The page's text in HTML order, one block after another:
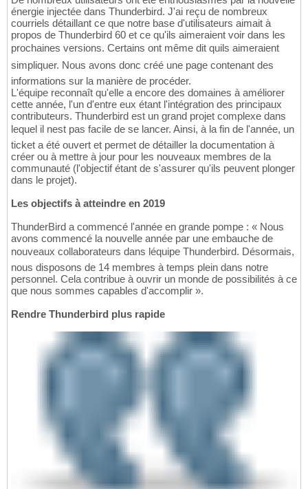
énergie injectée dans Thunderbird. J'ai reçu de nombreux
courriels détaillant ce que notre base d'utilisateurs aimait à
propos de Thunderbird 60 et ce qu'ils aimeraient voir dans les
prochaines versions. Certains ont même dit quils aimeraient
simpliquer. Nous avons donc créé une page contenant des
informations sur la manière de procéder.
L'équipe reconnaît qu'elle a encore des domaines à améliorer
cette année, l'un d'entre eux étant l'intégration des principaux
contributeurs. Thunderbird est un grand projet complexe dans
lequel il nest pas facile de se lancer. Ainsi, à la fin de l'année, un
ticket a été ouvert et permet de détailler la documentation à
créer ou à mettre à jour pour les nouveaux membres de la
communauté (l'objectif étant de s'assurer qu'ils peuvent plonger
dans le projet).
Les objectifs à atteindre en 2019
ThunderBird a commencé l'année en grande pompe : « Nous
avons commencé la nouvelle année par une embauche de
nouveaux collaborateurs dans léquipe Thunderbird. Désormais,
nous disposons de 14 membres à temps plein dans notre
personnel. Cela contribue à ouvrir un monde de possibilités à ce
que nous sommes capables d'accomplir ».
Rendre Thunderbird plus rapide